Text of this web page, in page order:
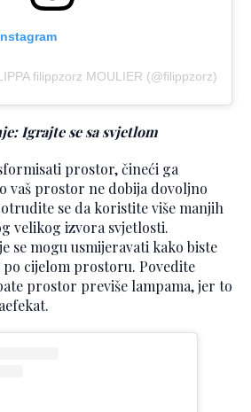
filippzorz MOULIER (@filippzorz)
Igrajte se sa svjetlom
prostor, čineći ga
vaš prostor ne dobija dovoljno
se da koristite više manjih
velikog izvora svjetlosti.
se mogu usmijeravati kako biste
cijelom prostoru. Povedite
prostor previše lampama, jer to